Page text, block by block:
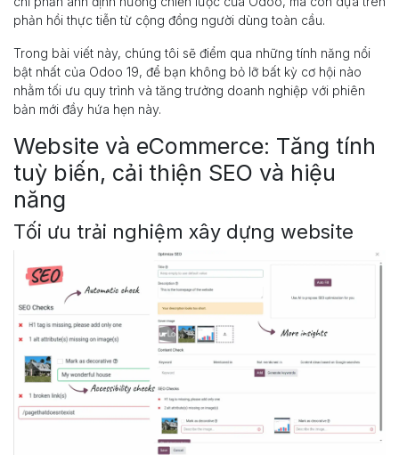
phản hồi thực tiễn từ cộng đồng người dùng toàn cầu.
Trong bài viết này, chúng tôi sẽ điểm qua những tính năng nổi
bật nhất của Odoo 19, để bạn không bỏ lỡ bất kỳ cơ hội nào
nhằm tối ưu quy trình và tăng trưởng doanh nghiệp với phiên
bản mới đầy hứa hẹn này.
Website và eCommerce: Tăng tính
tuỳ biến, cải thiện SEO và hiệu
năng
Tối ưu trải nghiệm xây dựng website